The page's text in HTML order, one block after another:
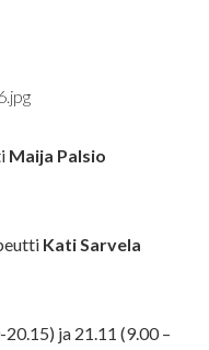
Maija Palsio
Kati Sarvela
ja 21.11 (9.00 –